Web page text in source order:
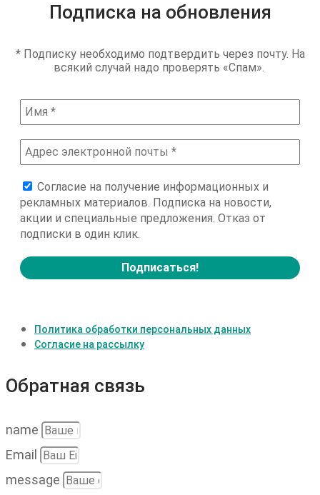
Подписка на обновления
* Подписку необходимо подтвердить через почту. На
всякий случай надо проверять «Спам».
Согласие на получение информационных и
рекламных материалов. Подписка на новости,
акции и специальные предложения. Отказ от
подписки в один клик.
Политика обработки персональных данных
Согласие на рассылку
Обратная связь
name
Email
message